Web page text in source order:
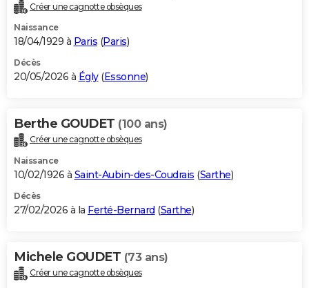
Créer une cagnotte obsèques
Naissance
18/04/1929 à Paris (Paris)
Décès
20/05/2026 à Égly(Essonne)
Berthe GOUDET (100 ans)
Créer une cagnotte obsèques
Naissance
10/02/1926 à Saint-Aubin-des-Coudrais (Sarthe)
Décès
27/02/2026 à la Ferté-Bernard (Sarthe)
Michele GOUDET (73 ans)
Créer une cagnotte obsèques